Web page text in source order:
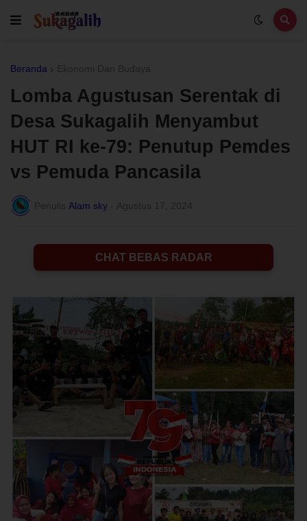
Beranda
Lomba Agustusan Serentak di
Desa Sukagalih Menyambut
HUT RI ke-79: Penutup Pemdes
vs Pemuda Pancasila
Alam sky
CHAT BEBAS RADAR